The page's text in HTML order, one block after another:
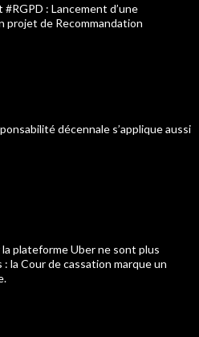
: Lancement d’une
projet de Recommandation
décennale s’applique aussi
plateforme Uber ne sont plus
la Cour de cassation marque un